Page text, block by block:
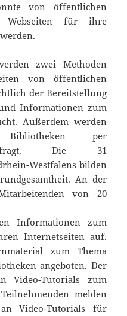
von öffentlichen
Webseiten für ihre
zwei Methoden
von öffentlichen
der Bereitstellung
Informationen zum
Außerdem werden
per
befragt. Die 31
Westfalens bilden
An der
von 20
Informationen zum
Internetseiten auf.
zum Thema
angeboten. Der
Video-Tutorials zum
melden
Video-Tutorials für